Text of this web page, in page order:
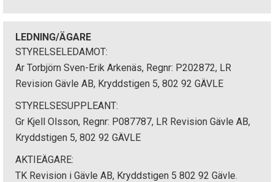
LEDNING/ÄGARE
STYRELSELEDAMOT:
Ar Torbjörn Sven-Erik Arkenäs, Regnr: P202872, LR
Revision Gävle AB, Kryddstigen 5, 802 92 GÄVLE
STYRELSESUPPLEANT:
Gr Kjell Olsson, Regnr: P087787, LR Revision Gävle AB,
Kryddstigen 5, 802 92 GÄVLE
AKTIEÄGARE:
TK Revision i Gävle AB, Kryddstigen 5 802 92 Gävle.